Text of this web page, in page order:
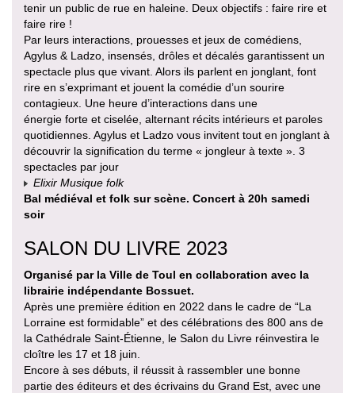
tenir un public de rue en haleine. Deux objectifs : faire rire et
faire rire !
Par leurs interactions, prouesses et jeux de comédiens,
Agylus & Ladzo, insensés, drôles et décalés garantissent un
spectacle plus que vivant. Alors ils parlent en jonglant, font
rire en s’exprimant et jouent la comédie d’un sourire
contagieux. Une heure d’interactions dans une
énergie forte et ciselée, alternant récits intérieurs et paroles
quotidiennes. Agylus et Ladzo vous invitent tout en jonglant à
découvrir la signification du terme « jongleur à texte ». 3
spectacles par jour
Elixir Musique folk
Bal médiéval et folk sur scène. Concert à 20h samedi
soir
SALON DU LIVRE 2023
Organisé par la Ville de Toul en collaboration avec la
librairie indépendante Bossuet.
Après une première édition en 2022 dans le cadre de “La
Lorraine est formidable” et des célébrations des 800 ans de
la Cathédrale Saint-Étienne, le Salon du Livre réinvestira le
cloître les 17 et 18 juin.
Encore à ses débuts, il réussit à rassembler une bonne
partie des éditeurs et des écrivains du Grand Est, avec une